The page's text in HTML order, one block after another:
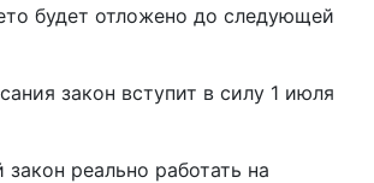
будет отложено до следующей
закон вступит в силу 1 июля
реально работать на